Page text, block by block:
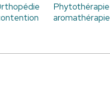
Phytothérapie
aromathérapie